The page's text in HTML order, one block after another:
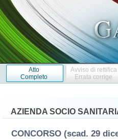
Atto
Completo
Avviso di rettifica
Errata corrige
AZIENDA SOCIO
CONCORSO (scad. 29